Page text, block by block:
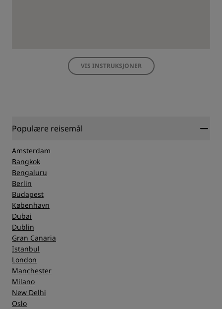
VIS INSTRUKSJONER
Populære reisemål
Amsterdam
Bangkok
Bengaluru
Berlin
Budapest
København
Dubai
Dublin
Gran Canaria
Istanbul
London
Manchester
Milano
New Delhi
Oslo